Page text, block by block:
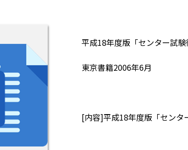
平成18年度版「センター試
東京書籍2006年6月
[内容]平成18年度版「センタ